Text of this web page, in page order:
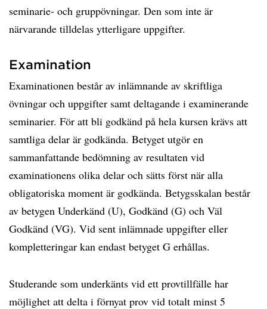
seminarie- och gruppövningar. Den som inte är
närvarande tilldelas ytterligare uppgifter.
Examination
Examinationen består av inlämnande av skriftliga
övningar och uppgifter samt deltagande i examinerande
seminarier. För att bli godkänd på hela kursen krävs att
samtliga delar är godkända. Betyget utgör en
sammanfattande bedömning av resultaten vid
examinationens olika delar och sätts först när alla
obligatoriska moment är godkända. Betygsskalan består
av betygen Underkänd (U), Godkänd (G) och Väl
Godkänd (VG). Vid sent inlämnade uppgifter eller
kompletteringar kan endast betyget G erhållas.
Studerande som underkänts vid ett provtillfälle har
möjlighet att delta i förnyat prov vid totalt minst 5